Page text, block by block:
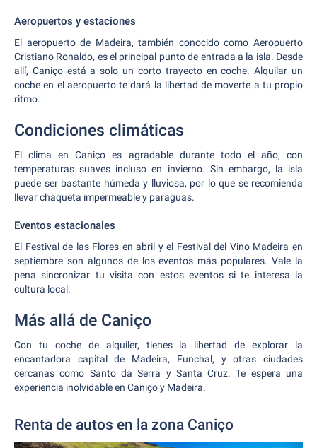
Aeropuertos y estaciones
El aeropuerto de Madeira, también conocido como Aeropuerto
Cristiano Ronaldo, es el principal punto de entrada a la isla. Desde
allí, Caniço está a solo un corto trayecto en coche. Alquilar un
coche en el aeropuerto te dará la libertad de moverte a tu propio
ritmo.
Condiciones climáticas
El clima en Caniço es agradable durante todo el año, con
temperaturas suaves incluso en invierno. Sin embargo, la isla
puede ser bastante húmeda y lluviosa, por lo que se recomienda
llevar chaqueta impermeable y paraguas.
Eventos estacionales
El Festival de las Flores en abril y el Festival del Vino Madeira en
septiembre son algunos de los eventos más populares. Vale la
pena sincronizar tu visita con estos eventos si te interesa la
cultura local.
Más allá de Caniço
Con tu coche de alquiler, tienes la libertad de explorar la
encantadora capital de Madeira, Funchal, y otras ciudades
cercanas como Santo da Serra y Santa Cruz. Te espera una
experiencia inolvidable en Caniço y Madeira.
Renta de autos en la zona Caniço